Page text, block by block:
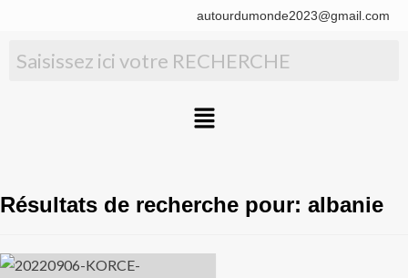
autourdumonde2023@gmail.com
Résultats de recherche pour: albanie